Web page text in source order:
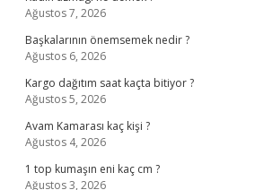
Ağustos 7, 2026
Başkalarının önemsemek nedir ?
Ağustos 6, 2026
Kargo dağıtım saat kaçta bitiyor ?
Ağustos 5, 2026
Avam Kamarası kaç kişi ?
Ağustos 4, 2026
1 top kumaşın eni kaç cm ?
Ağustos 3, 2026